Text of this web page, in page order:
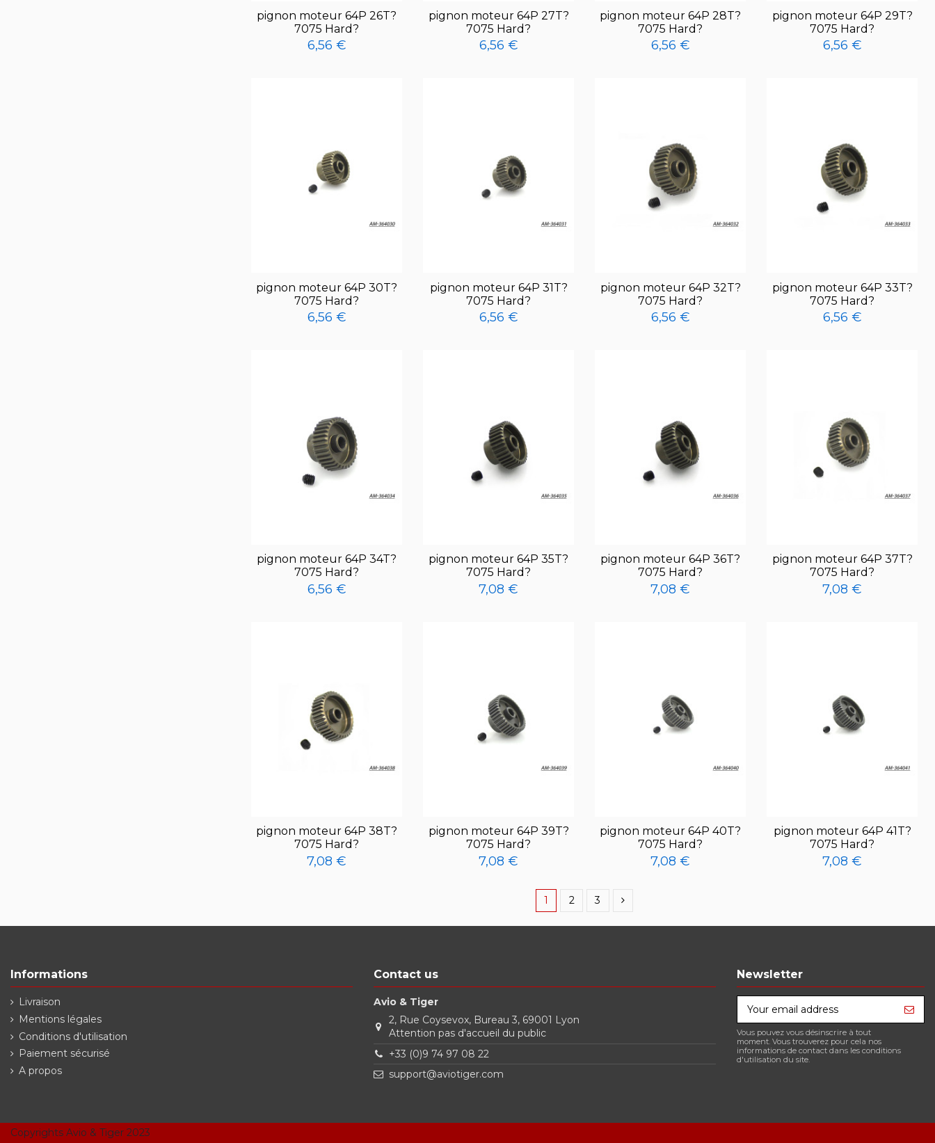
pignon moteur 64P 26T?
7075 Hard?
6,56 €
pignon moteur 64P 27T?
7075 Hard?
6,56 €
pignon moteur 64P 28T?
7075 Hard?
6,56 €
pignon moteur 64P 29T?
7075 Hard?
6,56 €
pignon moteur 64P 30T?
7075 Hard?
6,56 €
pignon moteur 64P 31T?
7075 Hard?
6,56 €
pignon moteur 64P 32T?
7075 Hard?
6,56 €
pignon moteur 64P 33T?
7075 Hard?
6,56 €
pignon moteur 64P 34T?
7075 Hard?
6,56 €
pignon moteur 64P 35T?
7075 Hard?
7,08 €
pignon moteur 64P 36T?
7075 Hard?
7,08 €
pignon moteur 64P 37T?
7075 Hard?
7,08 €
pignon moteur 64P 38T?
7075 Hard?
7,08 €
pignon moteur 64P 39T?
7075 Hard?
7,08 €
pignon moteur 64P 40T?
7075 Hard?
7,08 €
pignon moteur 64P 41T?
7075 Hard?
7,08 €
1 2 3
Informations
Livraison
Mentions légales
Conditions d'utilisation
Paiement sécurisé
A propos
Contact us
Avio & Tiger
2, Rue Coysevox, Bureau 3, 69001 Lyon
Attention pas d'accueil du public
+33 (0)9 74 97 08 22
support@aviotiger.com
Newsletter
Vous pouvez vous désinscrire à tout
moment. Vous trouverez pour cela nos
informations de contact dans les conditions
d'utilisation du site.
Copyrights Avio & Tiger 2023